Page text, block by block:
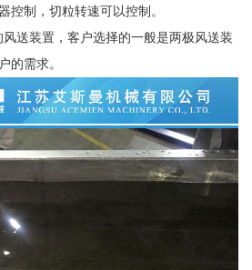
控制，切粒转速可以控制。
送装置，客户选择的一般是两极风送装
的需求。